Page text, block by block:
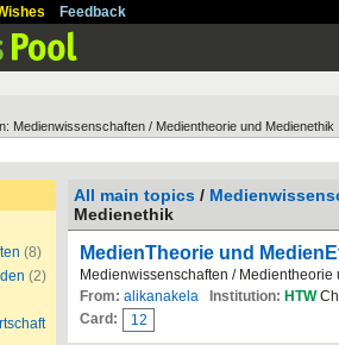
Feedback
Medienwissenschaften / Medientheorie und Medienethik
(8)
(2)
All main topics /
Medienethik
MedienTheorie und
Medienwissenschaften / Medientheorie
From: alikanakela Institution: HTW
Card:
12